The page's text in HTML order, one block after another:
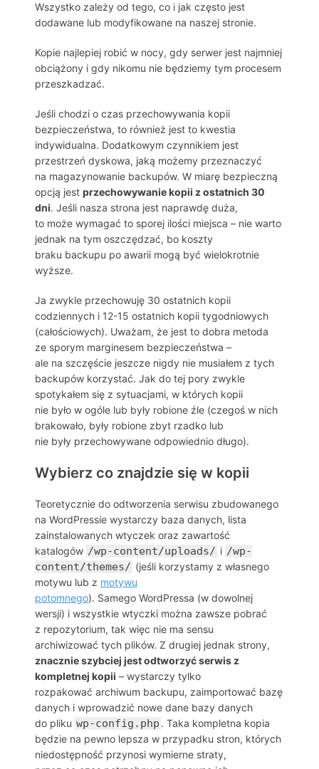
Wszystko zależy od tego, co i jak często jest
dodawane lub modyfikowane na naszej stronie.
Kopie najlepiej robić w nocy, gdy serwer jest najmniej
obciążony i gdy nikomu nie będziemy tym procesem
przeszkadzać.
Jeśli chodzi o czas przechowywania kopii
bezpieczeństwa, to również jest to kwestia
indywidualna. Dodatkowym czynnikiem jest
przestrzeń dyskowa, jaką możemy przeznaczyć
na magazynowanie backupów. W miarę bezpieczną
opcją jest przechowywanie kopii z ostatnich 30
dni. Jeśli nasza strona jest naprawdę duża,
to może wymagać to sporej ilości miejsca – nie warto
jednak na tym oszczędzać, bo koszty
braku backupu po awarii mogą być wielokrotnie
wyższe.
Ja zwykle przechowuję 30 ostatnich kopii
codziennych i 12-15 ostatnich kopii tygodniowych
(całościowych). Uważam, że jest to dobra metoda
ze sporym marginesem bezpieczeństwa –
ale na szczęście jeszcze nigdy nie musiałem z tych
backupów korzystać. Jak do tej pory zwykle
spotykałem się z sytuacjami, w których kopii
nie było w ogóle lub były robione źle (czegoś w nich
brakowało, były robione zbyt rzadko lub
nie były przechowywane odpowiednio długo).
Wybierz co znajdzie się w kopii
Teoretycznie do odtworzenia serwisu zbudowanego
na WordPressie wystarczy baza danych, lista
zainstalowanych wtyczek oraz zawartość
katalogów /wp-content/uploads/ i /wp-
content/themes/ (jeśli korzystamy z własnego
motywu lub z motywu
potomnego). Samego WordPressa (w dowolnej
wersji) i wszystkie wtyczki można zawsze pobrać
z repozytorium, tak więc nie ma sensu
archiwizować tych plików. Z drugiej jednak strony,
znacznie szybciej jest odtworzyć serwis z
kompletnej kopii – wystarczy tylko
rozpakować archiwum backupu, zaimportować bazę
danych i wprowadzić nowe dane bazy danych
do pliku wp-config.php . Taka kompletna kopia
będzie na pewno lepsza w przypadku stron, których
niedostępność przynosi wymierne straty,